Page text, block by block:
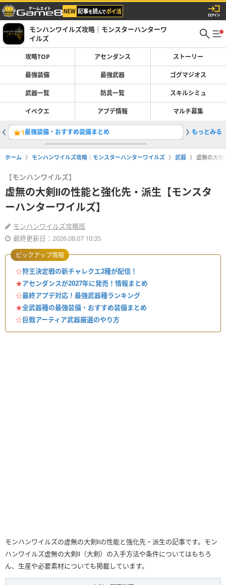
モンハンワイルズ攻略｜モンスターハンターワ
イルズ
攻略TOP アセンダンス ストーリー
最強装備 最強武器 ゴグマジオス
武器一覧 防具一覧 スキルシミュ
イベクエ アプデ情報 マルチ募集
1最強装備・おすすめ装備まとめ 2操虫棍
もっとみる
ホーム モンハンワイルズ攻略｜モンスターハンターワイルズ 武器 虚無の大
【モンハンワイルズ】
虚無の大剣Ⅱの性能と強化先・派生【モンスタ
ーハンターワイルズ】
モンハンワイルズ攻略班
最終更新日：2026.08.07 10:35
☆狩王決定戦の新チャレクエ2種が配信！
★アセンダンスが2027年に発売！情報まとめ
☆最終アプデ対応！最強武器種ランキング
★全武器種の最強装備・おすすめ装備まとめ
☆巨戟アーティア武器厳選のやり方
ピックアップ情報
モンハンワイルズの虚無の大剣Ⅱの性能と強化先・派生の記事です。モン
ハンワイルズ虚無の大剣Ⅱ（大剣）の入手方法や条件についてはもちろ
ん、生産や必要素材についても掲載しています。